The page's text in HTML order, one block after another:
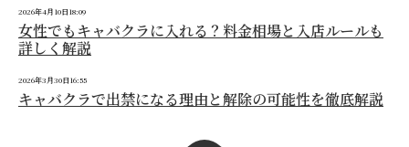
2026年4月10日18:09
女性でもキャバクラに入れる？料金相場と入店ルールも
詳しく解説
2026年3月30日16:55
キャバクラで出禁になる理由と解除の可能性を徹底解説